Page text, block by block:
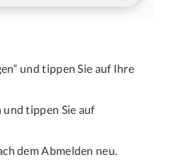
und tippen Sie auf Ihre
und tippen Sie auf
dem Abmelden neu.